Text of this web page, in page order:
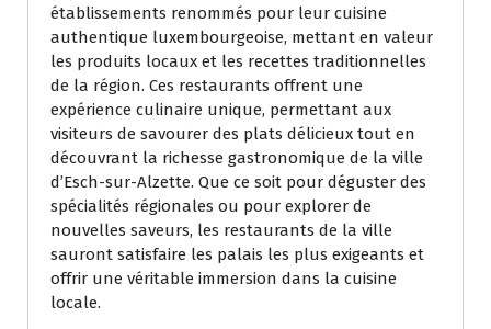
établissements renommés pour leur cuisine
authentique luxembourgeoise, mettant en valeur
les produits locaux et les recettes traditionnelles
de la région. Ces restaurants offrent une
expérience culinaire unique, permettant aux
visiteurs de savourer des plats délicieux tout en
découvrant la richesse gastronomique de la ville
d’Esch-sur-Alzette. Que ce soit pour déguster des
spécialités régionales ou pour explorer de
nouvelles saveurs, les restaurants de la ville
sauront satisfaire les palais les plus exigeants et
offrir une véritable immersion dans la cuisine
locale.